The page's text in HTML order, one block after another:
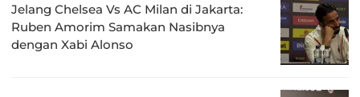
Jelang Chelsea Vs AC Milan di Jakarta:
Ruben Amorim Samakan Nasibnya
dengan Xabi Alonso